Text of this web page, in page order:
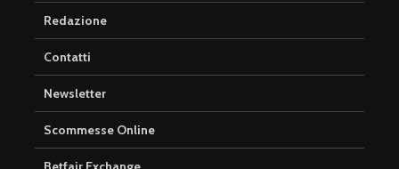
Redazione
Contatti
Newsletter
Scommesse Online